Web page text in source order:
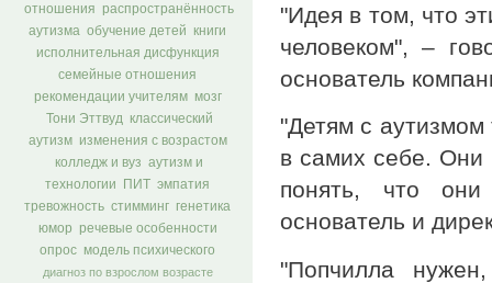
отношения
распространённость
аутизма обучение детей
книги
исполнительная дисфункция
семейные отношения
рекомендации учителям
мозг
Тони Эттвуд
классический
аутизм
изменения с возрастом
колледж и вуз аутизм и
технологии
ПИТ
эмпатия
тревожность стимминг генетика
юмор
речевые особенности
опрос модель психического
диагноз по взрослом возрасте
"Идея в том, что
человеком", –
основатель
"Детям с
в самих себе. Они
понять, что
основатель и
"Попчилла